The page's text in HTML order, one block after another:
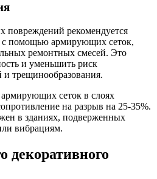
повреждений рекомендуется
с помощью армирующих сеток,
ремонтных смесей. Это
и уменьшить риск
трещинообразования.
сеток в слоях
на разрыв на 25-35%.
в зданиях, подверженных
вибрациям.
декоративного